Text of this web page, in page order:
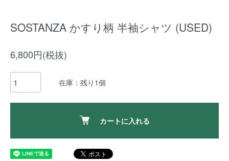
SOSTANZA かすり柄 半袖シャツ (USED)
6,800円(税抜)
在庫：残り1個
カートに入れる